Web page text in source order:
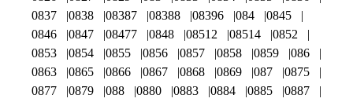
0837
0838 08387 08388 08396 084
0845
0846
0847 08477 0848 08512 08514
0852
0853
0854 0855 0856 0857 0858 0859
086
0863
0865 0866 0867 0868 0869 087
0875
0877
0879 088 0880 0883 0884 0885
0887